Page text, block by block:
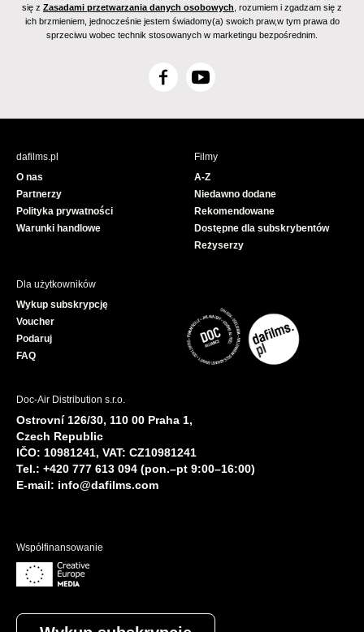
się z Zasadami przetwarzania danych osobowych , rozumiem i zgadzam się z
ich brzmieniem, jednocześnie jestem świadomy(a) swoich praw,w tym prawa do
sprzeciwu wobec technik stosowanych w marketingu bezpośrednim.
F
c
Y
u
e
dafilms.pl
O nas
Partnerzy
Polityka prywatności
Warunki handlowe
Filmy
A-Z
Niedawno dodane
Rekomendowane
Dostępne dla subskrybentów
Reżyserzy
Dla użytkowników
Wykup subskrypcję
Voucher
Podaruj
FAQ
Doc-Air Distribution s.r.o.
Ostrovní 126/30, 110 00 Praha 1,
Czech Republic
IČO: 10981241, VAT: CZ10981241
Tel.: +420 777 613 094 (pon.–pt 9:00–16:00)
E-mail: info@dafilms.com
Współfinansowanie